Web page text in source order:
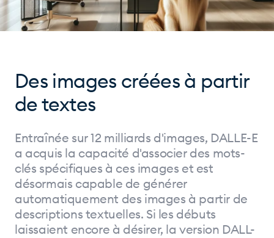
Des images créées à partir
de textes
Entraînée sur 12 milliards d'images, DALLE-E
a acquis la capacité d'associer des mots-
clés spécifiques à ces images et est
désormais capable de générer
automatiquement des images à partir de
descriptions textuelles. Si les débuts
laissaient encore à désirer, la version DALL-